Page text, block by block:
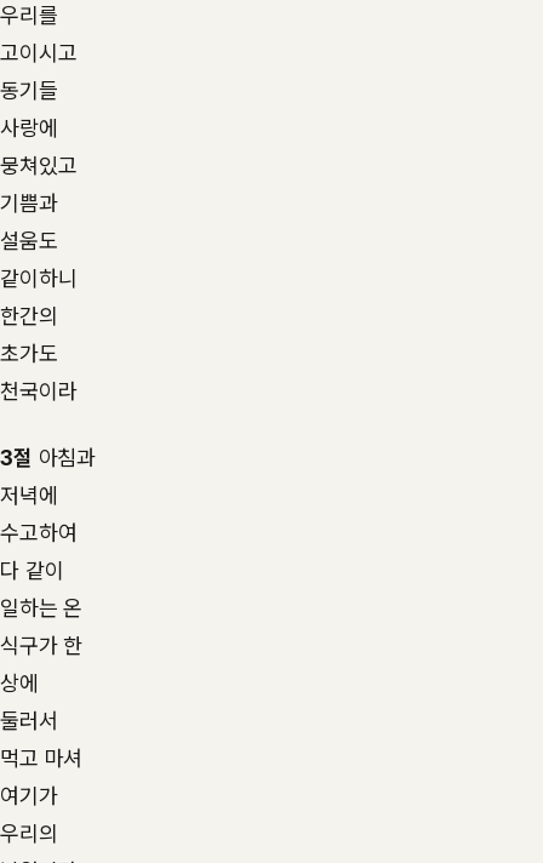
우리를
고이시고
동기들
사랑에
뭉쳐있고
기쁨과
설움도
같이하니
한간의
초가도
천국이라
3절 아침과
저녁에
수고하여
다 같이
일하는 온
식구가 한
상에
둘러서
먹고 마셔
여기가
우리의